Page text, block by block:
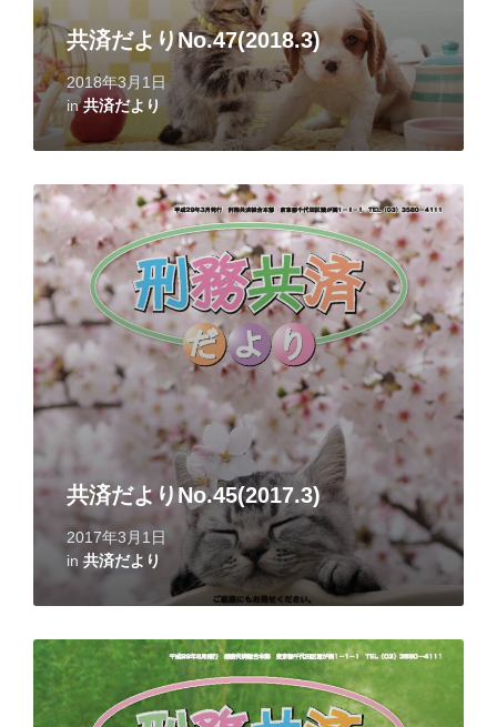
共済だよりNo.47(2018.3)
2018年3月1日
in共済だより
共済だよりNo.45(2017.3)
2017年3月1日
in 共済だより
Read
More
Read
More